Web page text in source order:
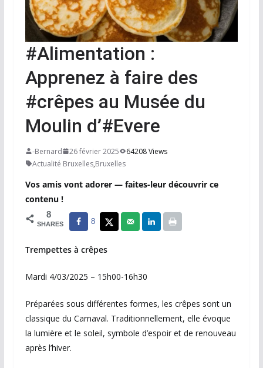
#Alimentation :
Apprenez à faire des
#crêpes au Musée du
Moulin d’#Evere
-Bernard 26 février 2025
64208 Views
Actualité Bruxelles,Bruxelles
Vos amis vont adorer — faites-leur découvrir ce
contenu !
8
SHARES 8
Trempettes à crêpes
Mardi 4/03/2025 – 15h00-16h30
Préparées sous différentes formes, les crêpes sont un
classique du Carnaval. Traditionnellement, elle évoque
la lumière et le soleil, symbole d’espoir et de renouveau
après l’hiver.